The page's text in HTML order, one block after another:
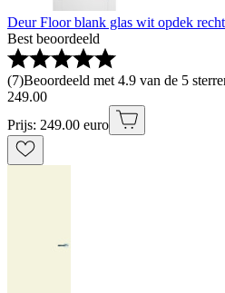
Deur Floor blank glas wit opdek
Best beoordeeld
(7)Beoordeeld met 4.9 van de 5
249.00
Prijs: 249.00 euro